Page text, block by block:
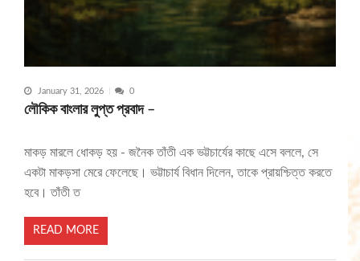
January 31, 2026 0
লৌকিক বাংলার লুপ্ত প্রবাদ –
মাকড় মারলে ধোকড় হয় - জনৈক তাঁতী এক ভট্টচার্যের কাছে এসে বললে, সে
একটা মাকড়সা মেরে ফেলেছে। ভট্টাচার্য বিধান দিলেন, তাকে প্রায়শ্চিত্ত করতে
হবে। তাঁতী ত
READ MORE